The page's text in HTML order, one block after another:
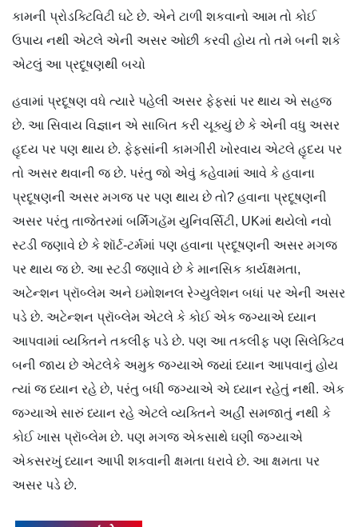
કામની પ્રોડક્ટિવિટી ઘટે છે. એને ટાળી શકવાનો આમ તો કોઈ
ઉપાય નથી એટલે એની અસર ઓછી કરવી હોય તો તમે બની શકે
એટલું આ પ્રદૂષણથી બચો
હવામાં પ્રદૂષણ વધે ત્યારે પહેલી અસર ફેફસાં પર થાય એ સહજ
છે. આ સિવાય વિજ્ઞાન એ સાબિત કરી ચૂક્યું છે કે એની વધુ અસર
હૃદય પર પણ થાય છે. ફેફસાંની કામગીરી ખોરવાય એટલે હૃદય પર
તો અસર થવાની જ છે. પરંતુ જો એવું કહેવામાં આવે કે હવાના
પ્રદૂષણની અસર મગજ પર પણ થાય છે તો? હવાના પ્રદૂષણની
અસર પરંતુ તાજેતરમાં બર્મિંગહૅમ યુનિવર્સિટી, UKમાં થયેલો નવો
સ્ટડી જણાવે છે કે શૉર્ટ-ટર્મમાં પણ હવાના પ્રદૂષણની અસર મગજ
પર થાય જ છે. આ સ્ટડી જણાવે છે કે માનસિક કાર્યક્ષમતા,
અટેન્શન પ્રૉબ્લેમ અને ઇમોશનલ રેગ્યુલેશન બધાં પર એની અસર
પડે છે. અટેન્શન પ્રૉબ્લેમ એટલે કે કોઈ એક જગ્યાએ ધ્યાન
આપવામાં વ્યક્તિને તકલીફ પડે છે. પણ આ તકલીફ પણ સિલેક્ટિવ
બની જાય છે એટલેકે અમુક જગ્યાએ જ્યાં ધ્યાન આપવાનું હોય
ત્યાં જ ધ્યાન રહે છે, પરંતુ બધી જગ્યાએ એ ધ્યાન રહેતું નથી. એક
જગ્યાએ સારું ધ્યાન રહે એટલે વ્યક્તિને અહીં સમજાતું નથી કે
કોઈ ખાસ પ્રૉબ્લેમ છે. પણ મગજ એકસાથે ઘણી જગ્યાએ
એકસરખું ધ્યાન આપી શકવાની ક્ષમતા ધરાવે છે. આ ક્ષમતા પર
અસર પડે છે.